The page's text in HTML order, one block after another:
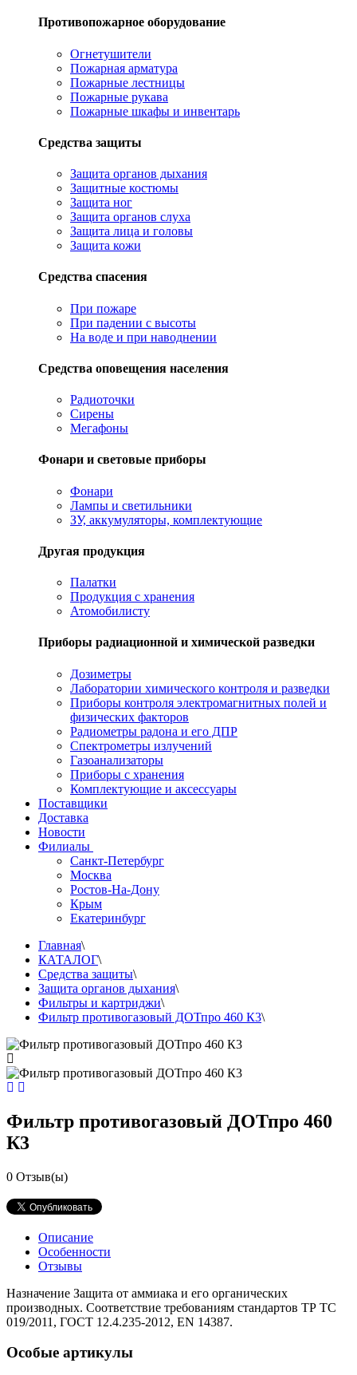
Противопожарное оборудование
Огнетушители
Пожарная арматура
Пожарные лестницы
Пожарные рукава
Пожарные шкафы и инвентарь
Средства защиты
Защита органов дыхания
Защитные костюмы
Защита ног
Защита органов слуха
Защита лица и головы
Защита кожи
Средства спасения
При пожаре
При падении с высоты
На воде и при наводнении
Средства оповещения населения
Радиоточки
Сирены
Мегафоны
Фонари и световые приборы
Фонари
Лампы и светильники
ЗУ, аккумуляторы, комплектующие
Другая продукция
Палатки
Продукция с хранения
Атомобилисту
Приборы радиационной и химической разведки
Дозиметры
Лаборатории химического контроля и разведки
Приборы контроля электромагнитных полей и
физических факторов
Радиометры радона и его ДПР
Спектрометры излучений
Газоанализаторы
Приборы с хранения
Комплектующие и аксессуары
Поставщики
Доставка
Новости
Филиалы
Санкт-Петербург
Москва
Ростов-На-Дону
Крым
Екатеринбург
Главная\
КАТАЛОГ\
Средства защиты\
Защита органов дыхания\
Фильтры и картриджи\
Фильтр противогазовый ДОТпро 460 К3\
Фильтр противогазовый ДОТпро 460
К3
0 Отзыв(ы)
Описание
Особенности
Отзывы
Назначение Защита от аммиака и его органических
производных. Соответствие требованиям стандартов ТР ТС
019/2011, ГОСТ 12.4.235-2012, EN 14387.
Особые артикулы